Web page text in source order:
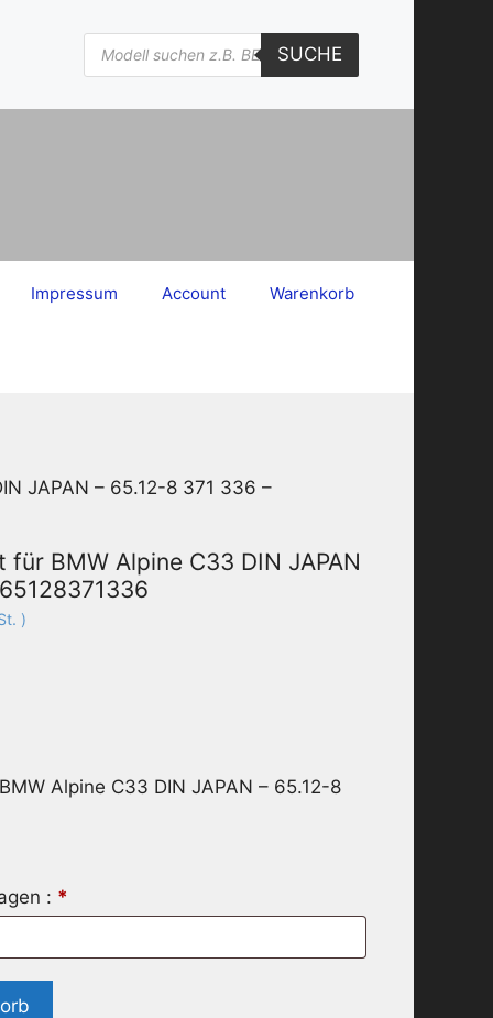
Products
search
SUCHE
Impressum Account Warenkorb
JAPAN – 65.12-8 371 336 –
BMW Alpine C33 DIN JAPAN
)
Alpine C33 DIN JAPAN – 65.12-8
: *